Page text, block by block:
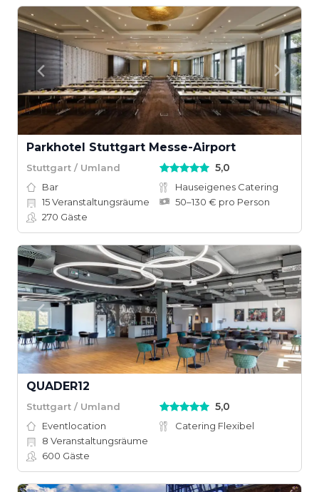
Parkhotel Stuttgart Messe-Airport
Stuttgart / Umland 5,0
Bar
Hauseigenes Catering
15Veranstaltungsräume
50–130 € pro Person
270 Gäste
QUADER12
Stuttgart / Umland 5,0
Eventlocation
Catering Flexibel
8 Veranstaltungsräume
600 Gäste